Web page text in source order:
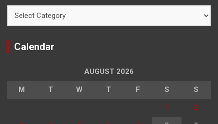
Calendar
AUGUST 2026
M T W T F S S
1 2